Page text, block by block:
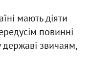
мають діяти
повинні
звичаям,